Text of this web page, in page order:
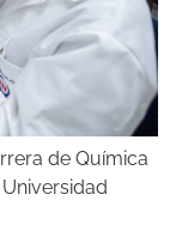
de Química